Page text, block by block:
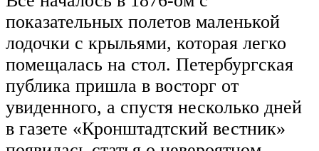
показательных полетов маленькой
лодочки с крыльями, которая легко
помещалась на стол. Петербургская
публика пришла в восторг от
увиденного, а спустя несколько дней
в газете «Кронштадтский вестник»